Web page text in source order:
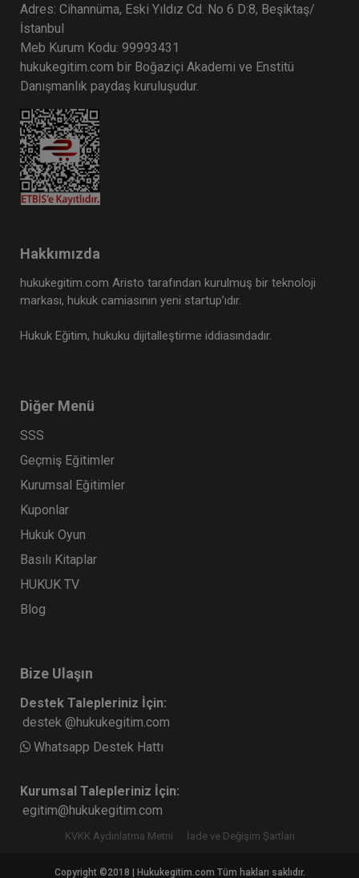
Adres: Cihannüma, Eski Yıldız Cd. No 6 D:8, Beşiktaş/
İstanbul
Meb Kurum Kodu: 99993431
hukukegitim.com bir Boğaziçi Akademi ve Enstitü
Danışmanlık paydaş kuruluşudur.
Hakkımızda
hukukegitim.com Aristo tarafından kurulmuş bir teknoloji
markası, hukuk camiasının yeni startup’ıdır.
Hukuk Eğitim, hukuku dijitalleştirme iddiasındadır.
Diğer Menü
SSS
Geçmiş Eğitimler
Kurumsal Eğitimler
Kuponlar
Hukuk Oyun
Basılı Kitaplar
HUKUK TV
Blog
Bize Ulaşın
Destek Talepleriniz İçin:
destek @hukukegitim.com
Whatsapp Destek Hattı
Kurumsal Talepleriniz İçin:
egitim@hukukegitim.com
KVKK Aydınlatma Metni İade ve Değişim Şartları
Copyright ©2018 | Hukukegitim.com Tüm hakları saklıdır.